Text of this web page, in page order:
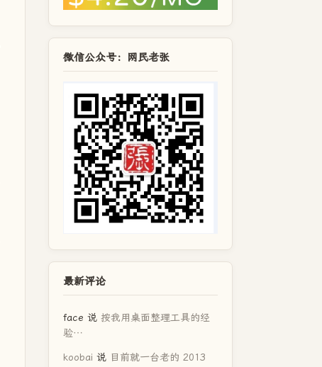
微信公众号：网民老张
最新评论
face 说 按我用桌面整理工具的经
验…
koobai 说 目前就一台老的 2013